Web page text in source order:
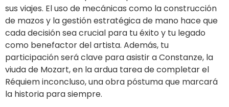
sus viajes. El uso de mecánicas como la construcción
de mazos y la gestión estratégica de mano hace que
cada decisión sea crucial para tu éxito y tu legado
como benefactor del artista. Además, tu
participación será clave para asistir a Constanze, la
viuda de Mozart, en la ardua tarea de completar el
Réquiem inconcluso, una obra póstuma que marcará
la historia para siempre.